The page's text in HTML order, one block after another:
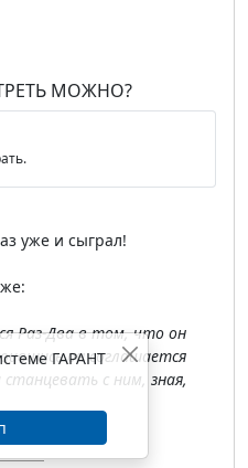
МОЖНО?
уже и сыграл!
Раз-Два в том, что он
он соглашается
станцевать с ним, зная,
ГАРАНТ